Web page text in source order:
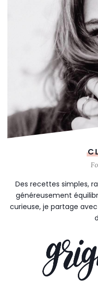
Des recettes simples,
généreusement
curieuse, je partage